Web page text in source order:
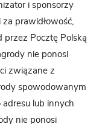
i sponsorzy
prawidłowość,
przez Pocztę Polską
nie ponosi
związane z
spowodowanym
adresu lub innych
nie ponosi